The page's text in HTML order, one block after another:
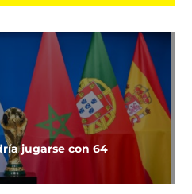
jugarse con 64